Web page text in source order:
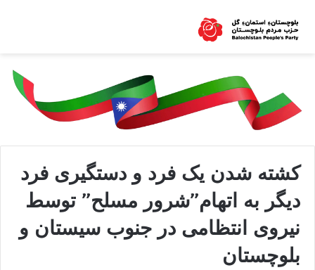
کشته شدن یک فرد و دستگیری فرد
دیگر به اتهام”شرور مسلح” توسط
نیروی انتظامی در جنوب سیستان و
بلوچستان